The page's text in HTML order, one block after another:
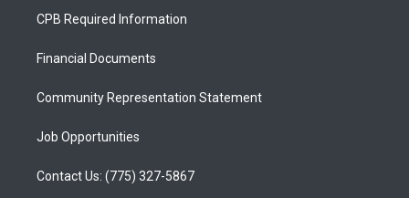
a
g
a
u
b
b
o
CPB Required Information
Financial Documents
Community Representation Statement
Job Opportunities
Contact Us: (775) 327-5867